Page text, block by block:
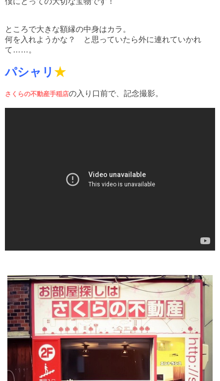
ところで大きな額縁の中身はカラ。
何を入れようかな？ と思っていたら外に連れていかれ
て……。
パシャリ ★
さくらの不動産手稲店の入り口前で、記念撮影。